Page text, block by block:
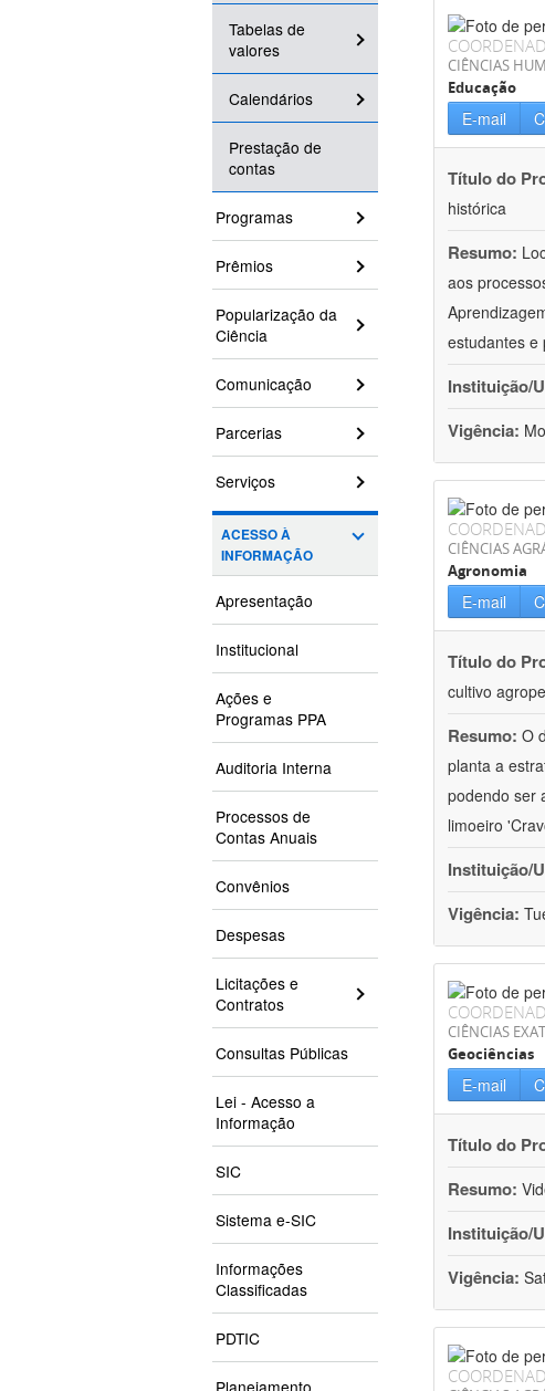
Tabelas de
valores
Calendários
Prestação de
contas
Programas
Prêmios
Popularização da
Ciência
Comunicação
Parcerias
Serviços
ACESSO À
INFORMAÇÃO
Apresentação
Institucional
Ações e
Programas PPA
Auditoria Interna
Processos de
Contas Anuais
Convênios
Despesas
Licitações e
Contratos
Consultas Públicas
Lei - Acesso a
Informação
SIC
Sistema e-SIC
Informações
Classificadas
PDTIC
CIÊNCIAS
Educação
E-mail
Título do
histórica
Resumo:
aos
estudantes e
Instituição/
Vigência:
CIÊNCIAS
Agronomia
E-mail
Título do
cultivo
Resumo: O
planta a
podendo ser
limoeiro
Instituição/
Vigência:
CIÊNCIAS
Geociências
E-mail
Título do
Resumo:
Instituição/
Vigência: